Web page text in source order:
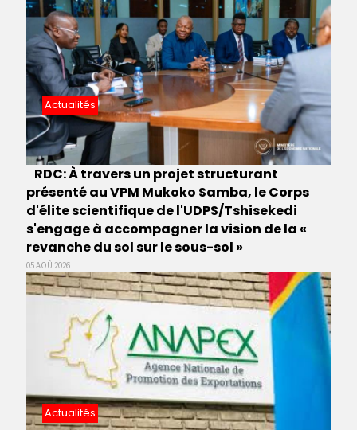
Actualités
RDC: À travers un projet structurant
présenté au VPM Mukoko Samba, le Corps
d'élite scientifique de l'UDPS/Tshisekedi
s'engage à accompagner la vision de la «
revanche du sol sur le sous-sol »
05 AOÛ 2026
Actualités